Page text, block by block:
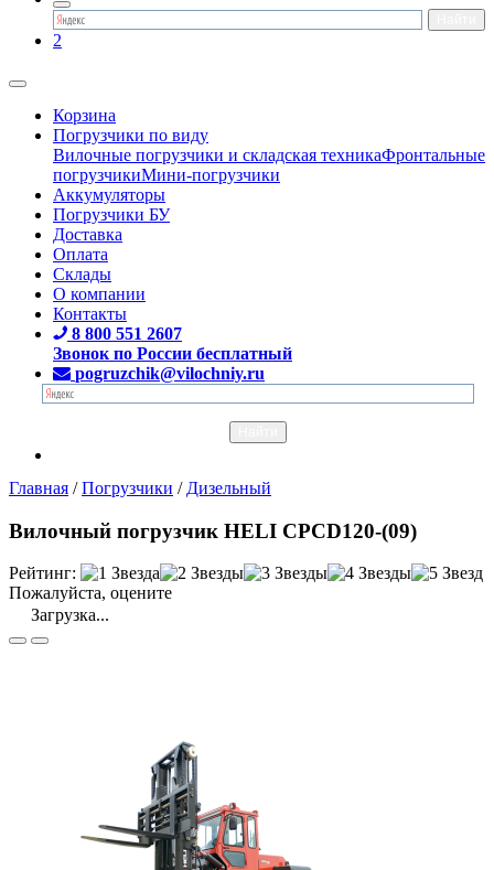
2
Корзина
Погрузчики по виду
Вилочные погрузчики и складская техникаФронтальные
погрузчикиМини-погрузчики
Аккумуляторы
Погрузчики БУ
Доставка
Оплата
Склады
О компании
Контакты
8 800 551 2607
Звонок по России бесплатный
pogruzchik@vilochniy.ru
Главная /Погрузчики / Дизельный
Вилочный погрузчик HELI CPCD120-(09)
Рейтинг:
Пожалуйста, оцените
Загрузка...